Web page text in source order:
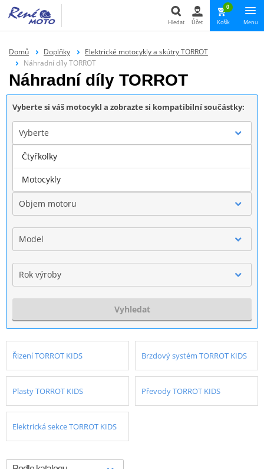
Hledat Účet
0
Košík Menu
Domů Doplňky
Elektrické motocykly a skútry TORROT
Náhradní díly TORROT
Náhradní díly TORROT
Vyberte si váš motocykl a zobrazte si kompatibilní součástky:
Vyberte
Značka
Objem motoru
Model
Rok výroby
Vyhledat
Řizení TORROT KIDS Brzdový systém TORROT KIDS
Plasty TORROT KIDS Převody TORROT KIDS
Elektrická sekce TORROT KIDS
Čtyřkolky
Motocykly